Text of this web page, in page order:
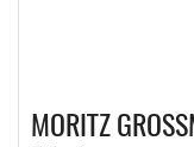
MORITZ